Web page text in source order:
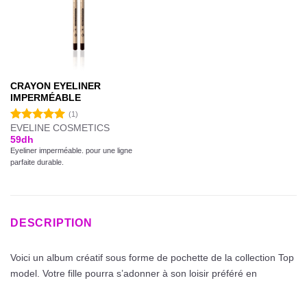
CRAYON EYELINER
IMPERMÉABLE
Note5.00
sur 5
(1)
EVELINE COSMETICS
59dh
Eyeliner imperméable. pour une ligne
parfaite durable.
DESCRIPTION
Voici un album créatif sous forme de pochette de la collection Top
model. Votre fille pourra s’adonner à son loisir préféré en